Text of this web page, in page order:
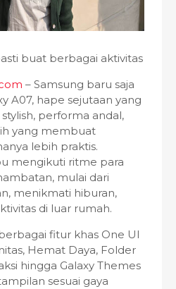
buat berbagai aktivitas
– Samsung baru saja
A07, hape sejutaan yang
performa andal,
yang membuat
lebih praktis.
mengikuti ritme para
mulai dari
menikmati hiburan,
di luar rumah.
fitur khas One UI
Hemat Daya, Folder
hingga Galaxy Themes
sesuai gaya